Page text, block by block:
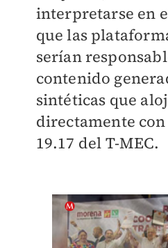
interpretarse en
que las
serían
contenido
sintéticas que
directamente
19.17 del T-MEC.